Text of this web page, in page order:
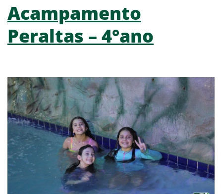
Acampamento
Peraltas – 4°ano